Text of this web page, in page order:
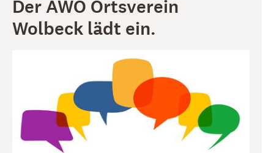
Der AWO Ortsverein
Wolbeck lädt ein.